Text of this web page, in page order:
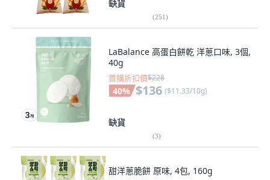
缺貨
(251)
LaBalance 高蛋白餅乾 洋蔥口味, 3個,
40g
首購折扣價$228
40% $136 ($11.33/10g)
缺貨
(3)
甜洋蔥脆餅 原味, 4包, 160g